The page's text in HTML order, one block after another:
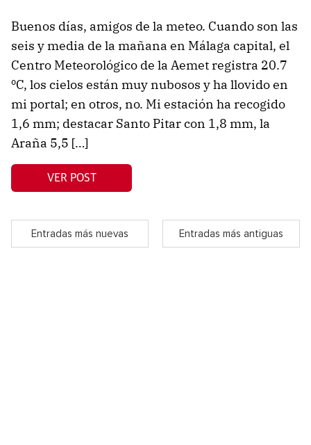
Buenos días, amigos de la meteo. Cuando son las
seis y media de la mañana en Málaga capital, el
Centro Meteorológico de la Aemet registra 20.7
ºC, los cielos están muy nubosos y ha llovido en
mi portal; en otros, no. Mi estación ha recogido
1,6 mm; destacar Santo Pitar con 1,8 mm, la
Araña 5,5 […]
VER POST
Entradas más nuevas Entradas más antiguas